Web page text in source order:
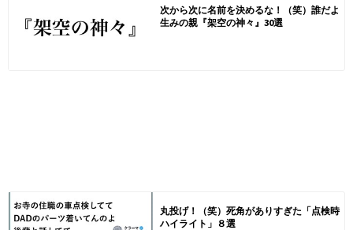
次から次に名前を決めるな！（笑）誰だよ
生みの親『架空の神々』30選
丸投げ！（笑）死角がありすぎた「点検時
ハイライト」８選